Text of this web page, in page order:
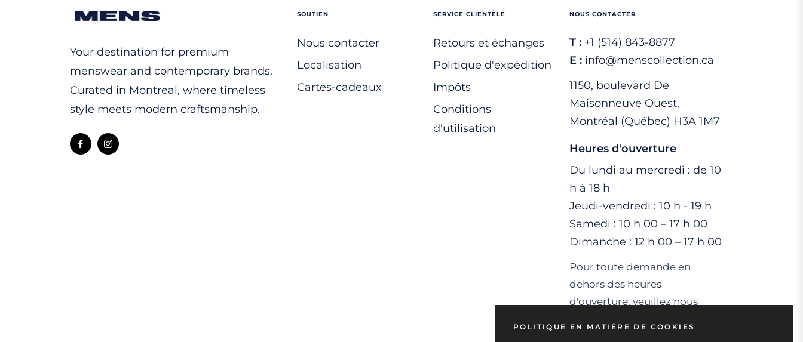
Your destination for premium
menswear and contemporary brands.
Curated in Montreal, where timeless
style meets modern craftsmanship.
Fb Ins
SOUTIEN
Nous contacter
Localisation
Cartes-cadeaux
SERVICE CLIENTÈLE
Retours et échanges
Politique d'expédition
Impôts
Conditions
d'utilisation
NOUS CONTACTER
T : +1 (514) 843-8877
E : info@menscollection.ca
1150, boulevard De
Maisonneuve Ouest,
Montréal (Québec) H3A 1M7
Heures d'ouverture
Du lundi au mercredi : de 10
h à 18 h
Jeudi-vendredi : 10 h - 19 h
Samedi : 10 h 00 – 17 h 00
Dimanche : 12 h 00 – 17 h 00
Pour toute demande en
dehors des heures
d'ouverture, veuillez nous
POLITIQUE EN MATIÈRE DE COOKIES